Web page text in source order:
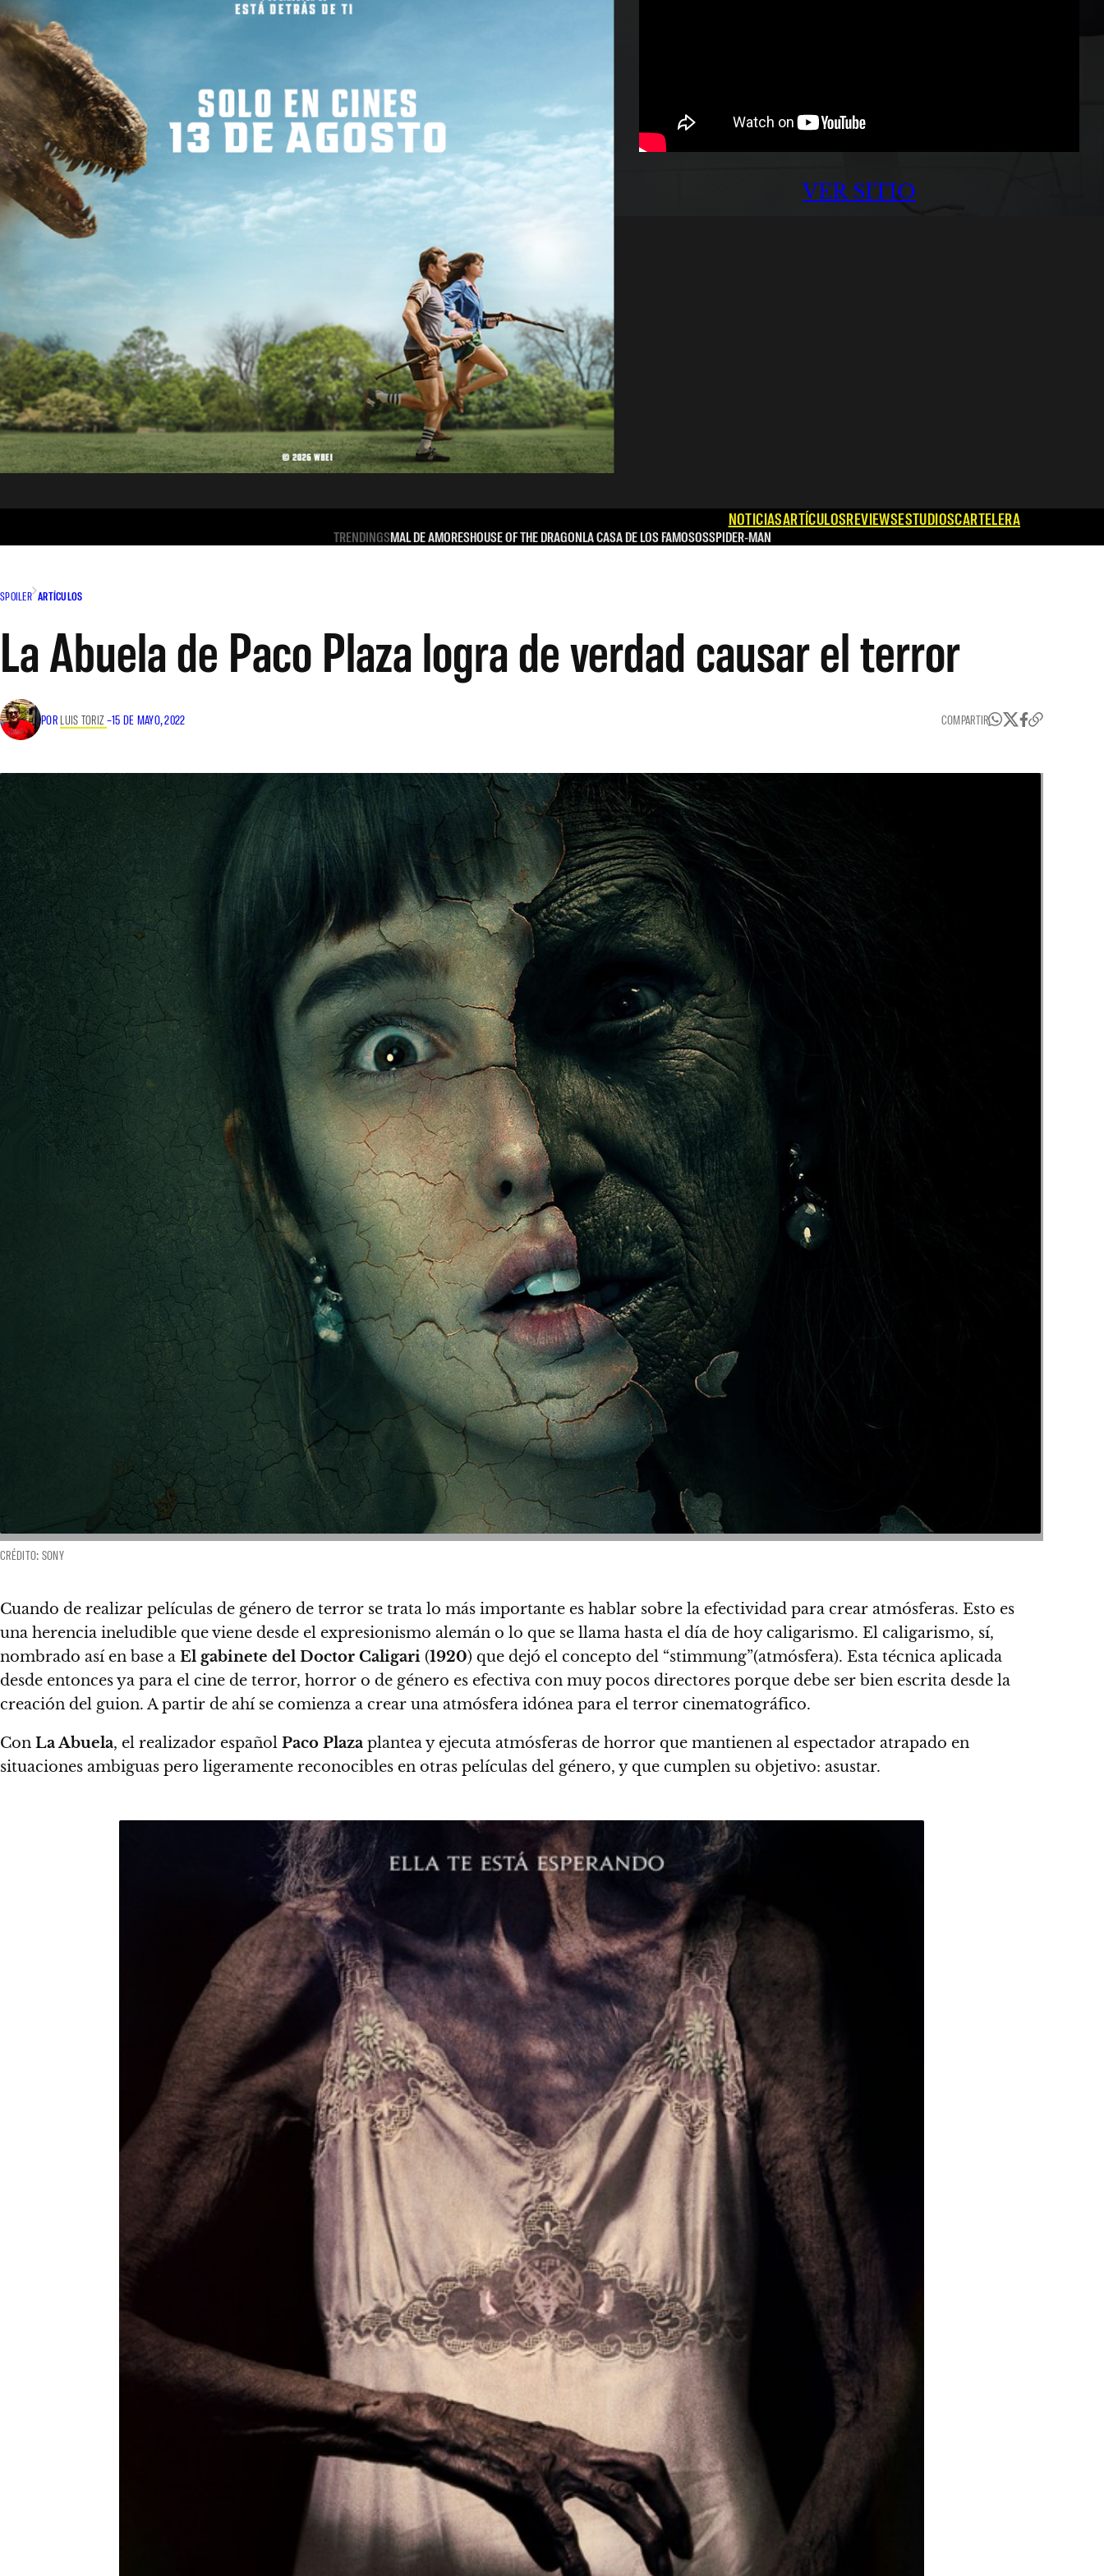
VER SITIO
NOTICIASARTÍCULOSREVIEWSESTUDIOSCARTELERA
TRENDINGSMAL DE AMORESHOUSE OF THE DRAGONLA CASA DE LOS FAMOSOSSPIDER-MAN
SPOILER ARTÍCULOS
La Abuela de Paco Plaza logra de verdad causar el terror
POR LUIS TORIZ –15 DE MAYO, 2022 COMPARTIR
CRÉDITO: SONY
Cuando de realizar películas de género de terror se trata lo más importante es hablar sobre la efectividad para crear atmósferas. Esto es
una herencia ineludible que viene desde el expresionismo alemán o lo que se llama hasta el día de hoy caligarismo. El caligarismo, sí,
nombrado así en base a El gabinete del Doctor Caligari (1920) que dejó el concepto del “stimmung”(atmósfera). Esta técnica aplicada
desde entonces ya para el cine de terror, horror o de género es efectiva con muy pocos directores porque debe ser bien escrita desde la
creación del guion. A partir de ahí se comienza a crear una atmósfera idónea para el terror cinematográfico.
Con La Abuela, el realizador español Paco Plaza plantea y ejecuta atmósferas de horror que mantienen al espectador atrapado en
situaciones ambiguas pero ligeramente reconocibles en otras películas del género, y que cumplen su objetivo: asustar.